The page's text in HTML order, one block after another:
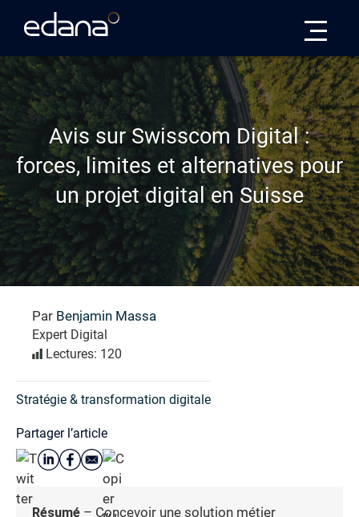
Avis sur Swisscom Digital :
forces, limites et alternatives pour
un projet digital en Suisse
Par Benjamin Massa
Expert Digital
Lectures: 120
Stratégie & transformation digitale
Partager l’article
Résumé – Concevoir une solution métier